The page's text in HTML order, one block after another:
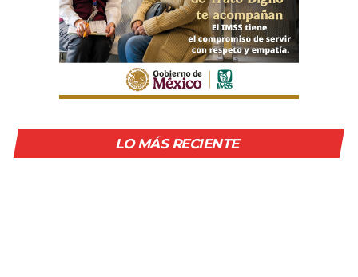
LO MÁS RECIENTE